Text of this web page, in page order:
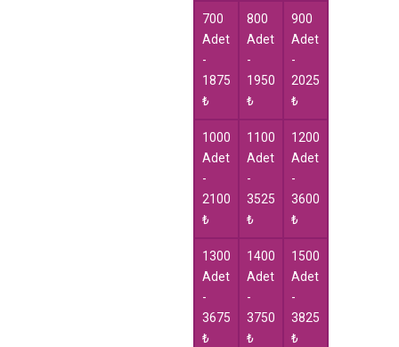
700
Adet
-
1875
₺
800
Adet
-
1950
₺
900
Adet
-
2025
₺
1000
Adet
-
2100
₺
1100
Adet
-
3525
₺
1200
Adet
-
3600
₺
1300
Adet
-
3675
₺
1400
Adet
-
3750
₺
1500
Adet
-
3825
₺